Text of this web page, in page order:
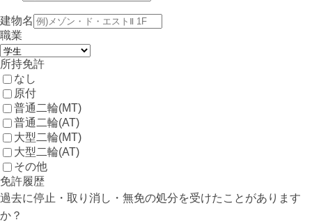
建物名
職業
所持免許
なし
原付
普通二輪(MT)
普通二輪(AT)
大型二輪(MT)
大型二輪(AT)
その他
免許履歴
過去に停止・取り消し・無免の処分を受けたことがあります
か？